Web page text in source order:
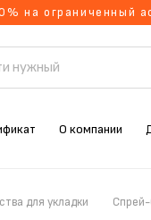
на ограниченный
О компании
для укладки Спрей-